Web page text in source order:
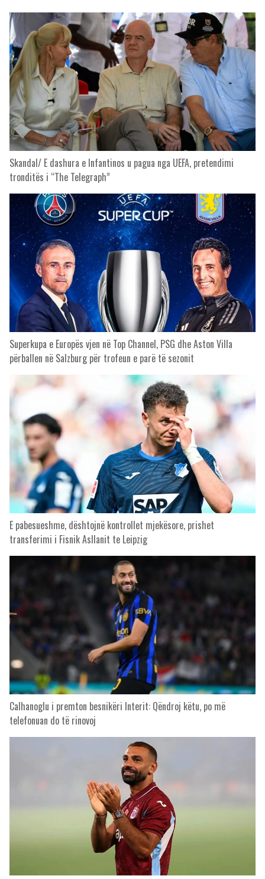
Skandal/ E dashura e Infantinos u pagua nga UEFA, pretendimi
tronditës i “The Telegraph”
Superkupa e Europës vjen në Top Channel, PSG dhe Aston Villa
përballen në Salzburg për trofeun e parë të sezonit
E pabesueshme, dështojnë kontrollet mjekësore, prishet
transferimi i Fisnik Asllanit te Leipzig
Calhanoglu i premton besnikëri Interit: Qëndroj këtu, po më
telefonuan do të rinovoj